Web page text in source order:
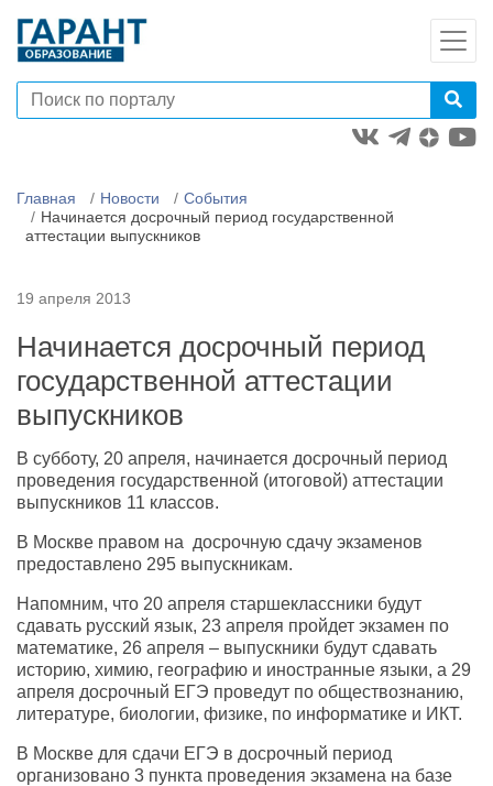
Главная Новости
События
Начинается досрочный период государственной
аттестации выпускников
19 апреля 2013
Начинается досрочный период
государственной аттестации
выпускников
В субботу, 20 апреля, начинается досрочный период
проведения государственной (итоговой) аттестации
выпускников 11 классов.
В Москве правом на досрочную сдачу экзаменов
предоставлено 295 выпускникам.
Напомним, что 20 апреля старшеклассники будут
сдавать русский язык, 23 апреля пройдет экзамен по
математике, 26 апреля – выпускники будут сдавать
историю, химию, географию и иностранные языки, а 29
апреля досрочный ЕГЭ проведут по обществознанию,
литературе, биологии, физике, по информатике и ИКТ.
В Москве для сдачи ЕГЭ в досрочный период
организовано 3 пункта проведения экзамена на базе